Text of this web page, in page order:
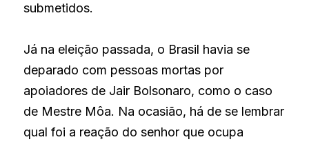
submetidos.
Já na eleição passada, o Brasil havia se
deparado com pessoas mortas por
apoiadores de Jair Bolsonaro, como o caso
de Mestre Môa. Na ocasião, há de se lembrar
qual foi a reação do senhor que ocupa